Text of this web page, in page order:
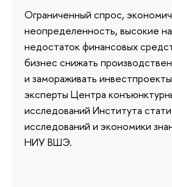
Ограниченный спрос,
неопределенность, высокие
недостаток финансовых
бизнес снижать
и замораживать
эксперты Центра
исследований Института
исследований и экономики
НИУ ВШЭ.